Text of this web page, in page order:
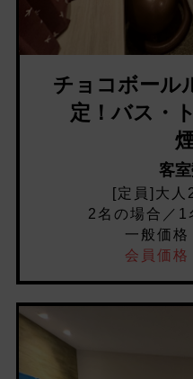
チョコボー
定！バス・
客
[定員]大人
2名の場合／1
一般価
会員価